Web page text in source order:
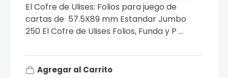
El Cofre de Ulises: Folios para juego de
cartas de 57.5X89 mm Estandar Jumbo
250 El Cofre de Ulises Folios, Funda y P ...
Agregar al Carrito